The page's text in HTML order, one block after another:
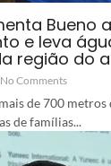
Bueno
e leva
região do
No Comments
de 700 metros
de famílias...